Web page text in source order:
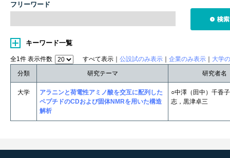
フリーワード
キーワード一覧
全1件 表示件数 すべて表示｜ 公設試のみ表示 企業のみ表示
大学
分類
研究テーマ 研究者名
大学
アラニンと荷電性アミノ酸を交互に配列した
ペプチドのCDおよび固体NMRを用いた構造
解析
○中澤（田中）千香
志，黒津卓三